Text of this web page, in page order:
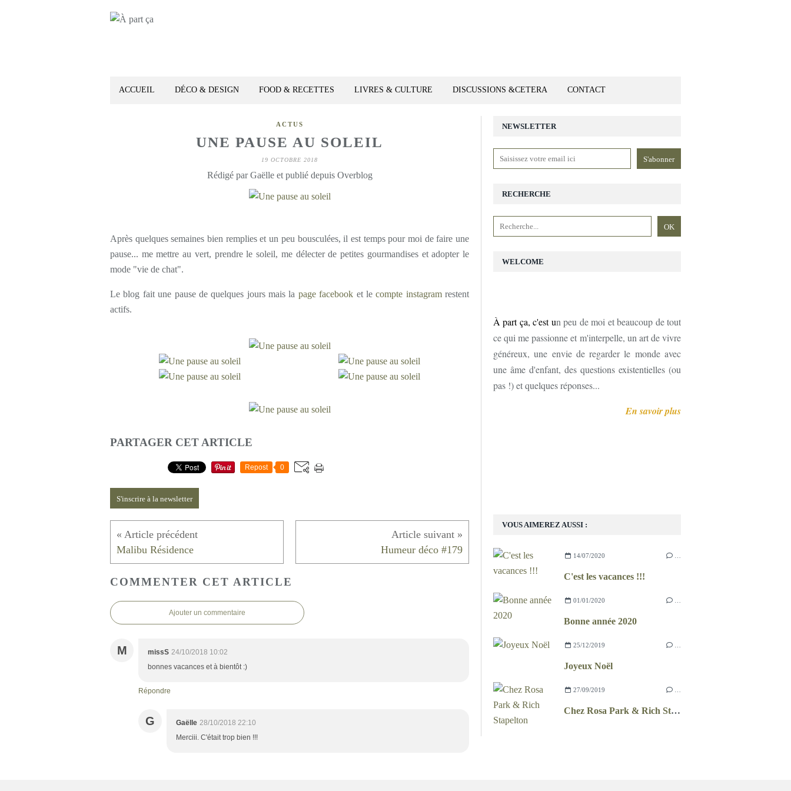
ACCUEIL DÉCO & DESIGN FOOD & RECETTES LIVRES & CULTURE DISCUSSIONS &CETERA CONTACT
ACTUS
UNE PAUSE AU SOLEIL
19 OCTOBRE 2018
Rédigé par Gaëlle et publié depuis Overblog
Après quelques semaines bien remplies et un peu bousculées, il est temps pour moi de faire une
pause... me mettre au vert, prendre le soleil, me délecter de petites gourmandises et adopter le
mode "vie de chat".
Le blog fait une pause de quelques jours mais la page facebook et lecompte instagram restent
actifs.
PARTAGER CET ARTICLE
Repost 0
S'inscrire à la newsletter
Malibu Résidence Humeur déco #179
COMMENTER CET ARTICLE
Ajouter un commentaire
M missS 24/10/2018 10:02
bonnes vacances et à bientôt :)
Répondre
G Gaëlle 28/10/2018 22:10
Merciii. C'était trop bien !!!
NEWSLETTER
RECHERCHE
VOUS AIMEREZ AUSSI :
14/07/2020
C'est les vacances !!!
01/01/2020
Bonne année 2020
25/12/2019
Joyeux Noël
27/09/2019
Chez Rosa Park & Rich Stapelton
WELCOME
À part ça, c'est un peu de moi et beaucoup de tout
ce qui me passionne et m'interpelle, un art de vivre
généreux, une envie de regarder le monde avec
une âme d'enfant, des questions existentielles (ou
pas !) et quelques réponses...
En savoir plus